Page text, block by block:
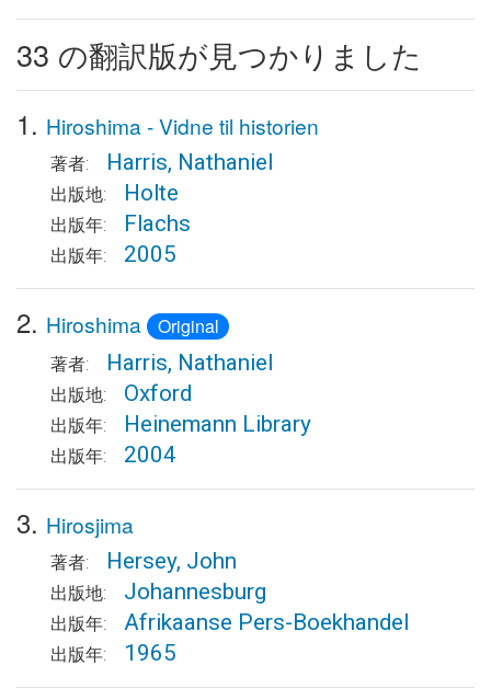
33 の翻訳版が見つかりました
1. Hiroshima - Vidne til historien
著者: Harris, Nathaniel
出版地: Holte
出版年: Flachs
出版年: 2005
2. Hiroshima Original
著者: Harris, Nathaniel
出版地: Oxford
出版年: Heinemann Library
出版年: 2004
3. Hirosjima
著者: Hersey, John
出版地: Johannesburg
出版年: Afrikaanse Pers-Boekhandel
出版年: 1965